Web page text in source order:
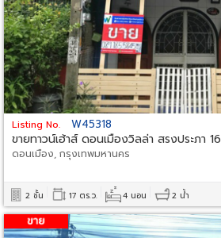
Listing No. W45318
ขายทาวน์เฮ้าส์ ดอนเมืองวิลล่า สรงประภา 16
ดอนเมือง, กรุงเทพมหานคร
2 ชั้น 17 ตร.ว. 4 นอน 2 น้ำ